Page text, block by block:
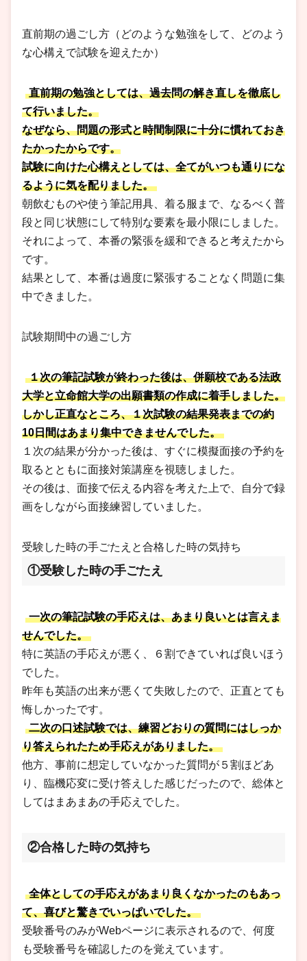
直前期の過ごし方（どのような勉強をして、どのよう
な心構えで試験を迎えたか）
直前期の勉強としては、過去問の解き直しを徹底し
て行いました。
なぜなら、問題の形式と時間制限に十分に慣れておき
たかったからです。
試験に向けた心構えとしては、全てがいつも通りにな
るように気を配りました。
朝飲むものや使う筆記用具、着る服まで、なるべく普
段と同じ状態にして特別な要素を最小限にしました。
それによって、本番の緊張を緩和できると考えたから
です。
結果として、本番は過度に緊張することなく問題に集
中できました。
試験期間中の過ごし方
１次の筆記試験が終わった後は、併願校である法政
大学と立命館大学の出願書類の作成に着手しました。
しかし正直なところ、１次試験の結果発表までの約
10日間はあまり集中できませんでした。
１次の結果が分かった後は、すぐに模擬面接の予約を
取るとともに面接対策講座を視聴しました。
その後は、面接で伝える内容を考えた上で、自分で録
画をしながら面接練習していました。
受験した時の手ごたえと合格した時の気持ち
①受験した時の手ごたえ
一次の筆記試験の手応えは、あまり良いとは言えま
せんでした。
特に英語の手応えが悪く、６割できていれば良いほう
でした。
昨年も英語の出来が悪くて失敗したので、正直とても
悔しかったです。
二次の口述試験では、練習どおりの質問にはしっか
り答えられたため手応えがありました。
他方、事前に想定していなかった質問が５割ほどあ
り、臨機応変に受け答えした感じだったので、総体と
してはまあまあの手応えでした。
②合格した時の気持ち
全体としての手応えがあまり良くなかったのもあっ
て、喜びと驚きでいっぱいでした。
受験番号のみがWebページに表示されるので、何度
も受験番号を確認したのを覚えています。